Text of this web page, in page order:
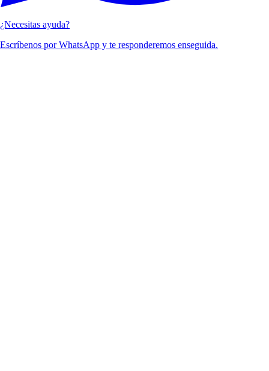
¿Necesitas ayuda?
Escríbenos por WhatsApp y te responderemos enseguida.